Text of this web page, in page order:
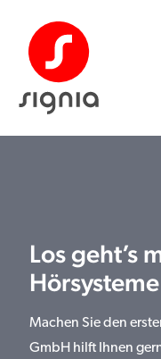
Los geht’s
Machen Sie den
GmbH hilft Ihnen